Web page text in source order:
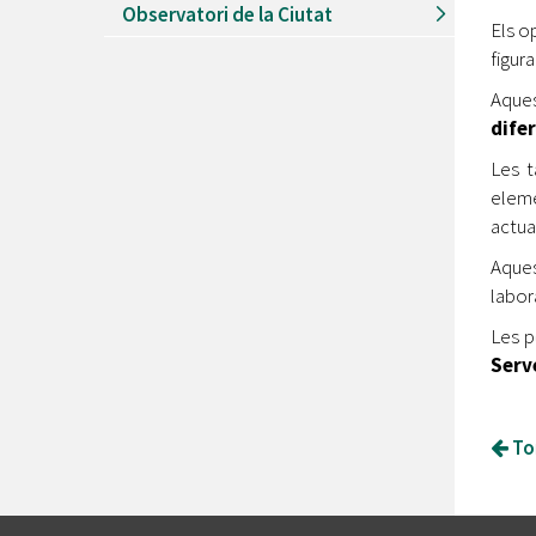
Observatori de la Ciutat
Els
Les
Les